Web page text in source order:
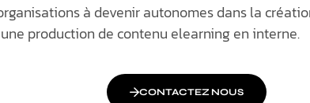
à devenir autonomes dans la
production de contenu elearningen interne.
CONTACTEZ NOUS